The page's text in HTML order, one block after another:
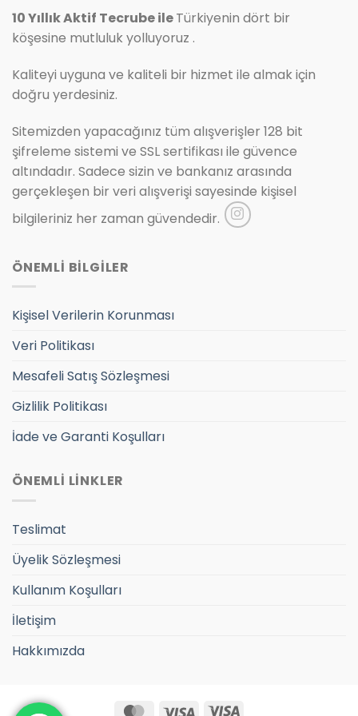
10 Yıllık Aktif Tecrube ileTürkiyenin dört bir
köşesine mutluluk yolluyoruz .
Kaliteyi uyguna ve kaliteli bir hizmet ile almak için
doğru yerdesiniz.
Sitemizden yapacağınız tüm alışverişler 128 bit
şifreleme sistemi ve SSL sertifikası ile güvence
altındadır. Sadece sizin ve bankanız arasında
gerçekleşen bir veri alışverişi sayesinde kişisel
bilgileriniz her zaman güvendedir.
ÖNEMLİ BİLGİLER
Kişisel Verilerin Korunması
Veri Politikası
Mesafeli Satış Sözleşmesi
Gizlilik Politikası
İade ve Garanti Koşulları
ÖNEMLİ LİNKLER
Teslimat
Üyelik Sözleşmesi
Kullanım Koşulları
İletişim
Hakkımızda
MasterCard
Visa Visa